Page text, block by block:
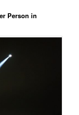
Person in